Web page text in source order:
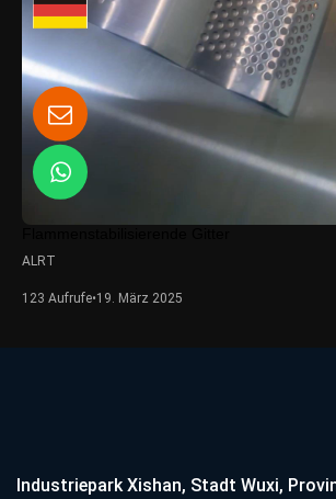
ALRT
123 Aufrufe•19. März 2025
Industriepark Xishan, Stadt Wuxi,